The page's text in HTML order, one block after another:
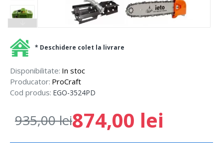
Disponibilitate: In stoc
Producator: ProCraft
Cod produs: EGO-3524PD
874,00 lei
935,00 lei
* Deschidere colet la livrare